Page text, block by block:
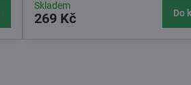
Skladem
269 Kč Do